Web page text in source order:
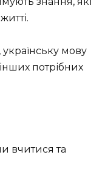
мову
інших потрібних
вчитися та